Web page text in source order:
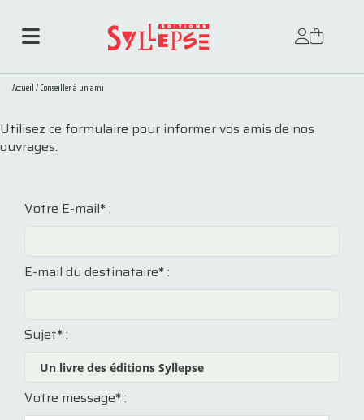
Accueil/Conseiller à un ami
Utilisez ce formulaire pour informer vos amis de nos
ouvrages.
Votre E-mail*:
E-mail du destinataire*:
Sujet*:
Votre message*: